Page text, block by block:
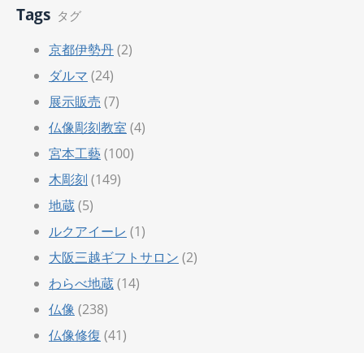
Tags タグ
京都伊勢丹(2)
ダルマ (24)
展示販売 (7)
仏像彫刻教室 (4)
宮本工藝(100)
木彫刻 (149)
地蔵(5)
ルクアイーレ (1)
大阪三越ギフトサロン (2)
わらべ地蔵(14)
仏像 (238)
仏像修復 (41)